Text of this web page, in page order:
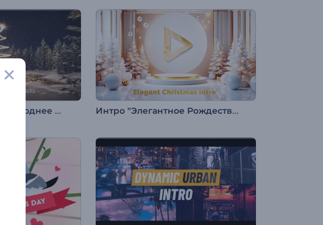
Интро заставка: Новогоднее чудо Интро "Элегантное Рождество"